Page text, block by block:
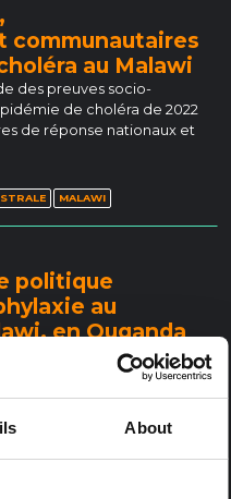
About
communautaires
au Malawi
des preuves socio-
de choléra de 2022
de réponse nationaux et
MALAWI
politique
au
en Ouganda
entre le
probantes et les
les facteurs qui